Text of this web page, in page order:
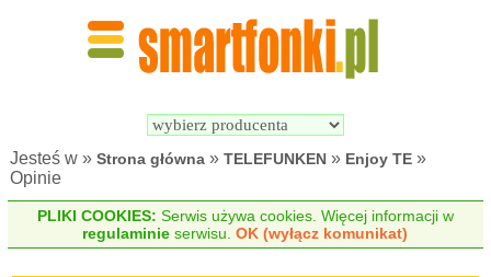
Jesteś w »Strona główna »TELEFUNKEN » Enjoy TE »
Opinie
PLIKI COOKIES: Serwis używa cookies. Więcej informacji w
regulaminie serwisu.OK (wyłącz komunikat)